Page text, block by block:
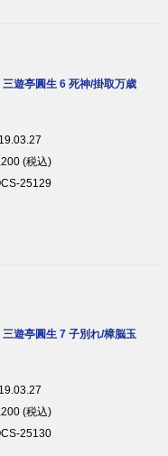
遊亭圓生 6 死神/掛取万歳
(税込)
25129
遊亭圓生 7 子別れ/樟脳玉
(税込)
25130